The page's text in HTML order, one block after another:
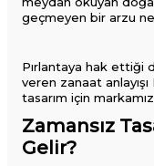
geçmeyen bir arzu
Pırlantaya hak ettiği
veren zanaat
tasarım için
Zamansız
Gelir?